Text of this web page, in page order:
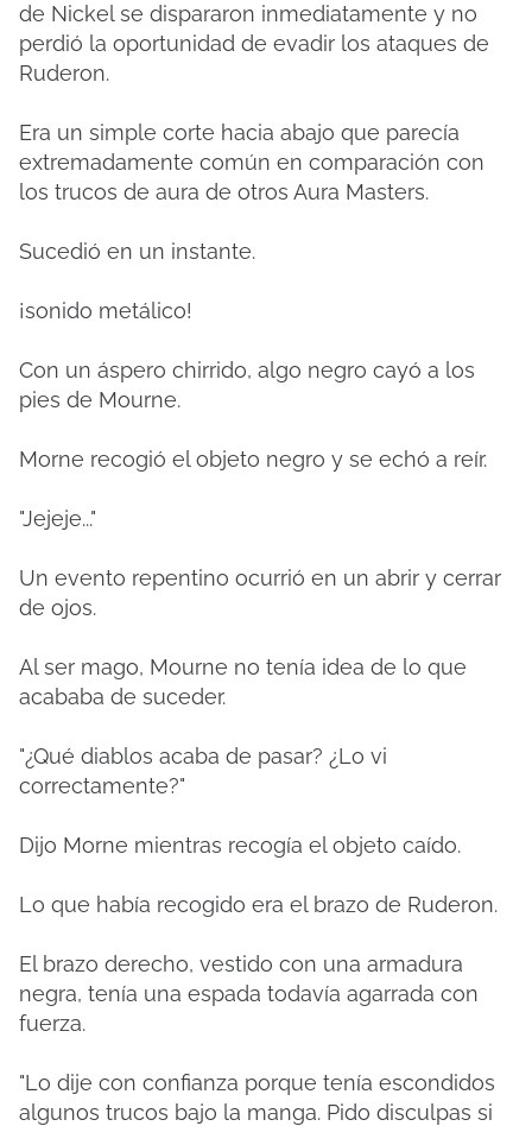
de Nickel se dispararon inmediatamente y no
perdió la oportunidad de evadir los ataques de
Ruderon.
Era un simple corte hacia abajo que parecía
extremadamente común en comparación con
los trucos de aura de otros Aura Masters.
Sucedió en un instante.
¡sonido metálico!
Con un áspero chirrido, algo negro cayó a los
pies de Mourne.
Morne recogió el objeto negro y se echó a reír.
"Jejeje..."
Un evento repentino ocurrió en un abrir y cerrar
de ojos.
Al ser mago, Mourne no tenía idea de lo que
acababa de suceder.
"¿Qué diablos acaba de pasar? ¿Lo vi
correctamente?"
Dijo Morne mientras recogía el objeto caído.
Lo que había recogido era el brazo de Ruderon.
El brazo derecho, vestido con una armadura
negra, tenía una espada todavía agarrada con
fuerza.
"Lo dije con confianza porque tenía escondidos
algunos trucos bajo la manga. Pido disculpas si